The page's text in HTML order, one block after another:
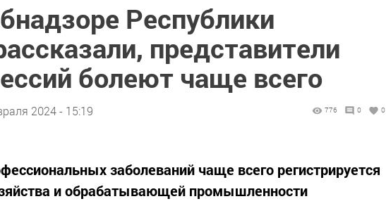
Республики
представители
болеют чаще всего
2024 - 15:19 776 0 0
заболеваний чаще всего регистрируется
и обрабатывающей промышленности